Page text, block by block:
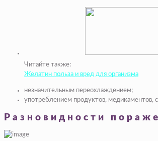
Читайте также:
Желатин польза и вред для организма
незначительным переохлаждением;
употреблением продуктов, медикаментов,
Разновидности